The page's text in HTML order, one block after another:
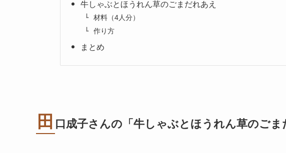
牛しゃぶとほうれん草のごまだれあえ
材料（4人分）
作り方
まとめ
田 口成子さんの「牛しゃぶとほうれん草のご